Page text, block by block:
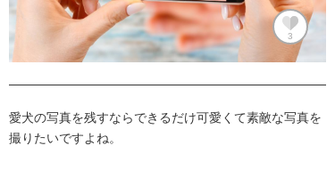
3
愛犬の写真を残すならできるだけ可愛くて素敵な写真を
撮りたいですよね。